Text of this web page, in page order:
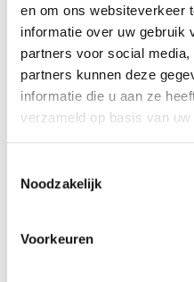
en om ons websiteverkeer
informatie over uw gebruik
partners voor social
partners kunnen deze
informatie die u aan ze
verzameld op basis van
Noodzakelijk
Voorkeuren
Avantages et inconvénients